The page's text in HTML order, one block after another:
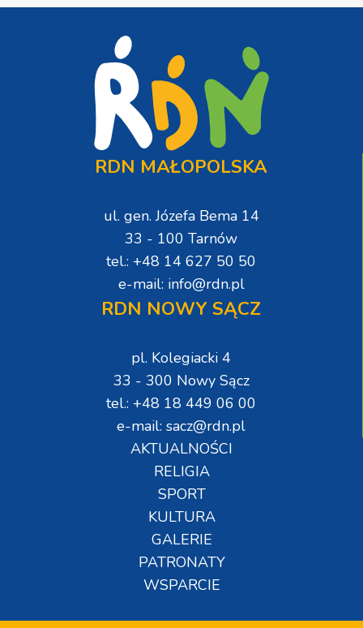
RDN MAŁOPOLSKA
ul. gen. Józefa Bema 14
33 - 100 Tarnów
tel.: +48 14 627 50 50
e-mail: info@rdn.pl
RDN NOWY SĄCZ
pl. Kolegiacki 4
33 - 300 Nowy Sącz
tel.: +48 18 449 06 00
e-mail: sacz@rdn.pl
AKTUALNOŚCI
RELIGIA
SPORT
KULTURA
GALERIE
PATRONATY
WSPARCIE